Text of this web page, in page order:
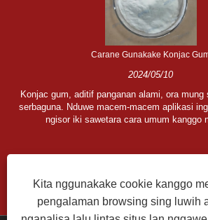
Kita nggunakake cookie kanggo
pengalaman browsing sing luwih
Carane Gunakake Konjac
2024/05/10
Konjac gum, aditif panganan alami, ora mung
serbaguna. Nduwe macem-macem aplikasi
ngisor iki sawetara cara umum kanggo